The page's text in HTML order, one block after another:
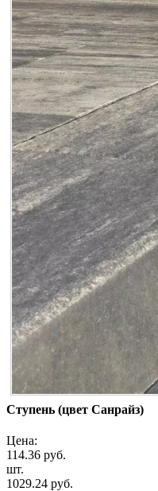
Ступень (цвет Санрайз)
Цена:
114.36 руб.
шт.
1029.24 руб.